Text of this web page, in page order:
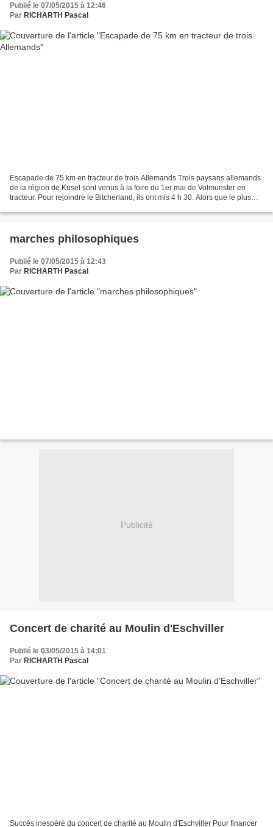
Publié le 07/05/2015 à 12:46
Par RICHARTH Pascal
Escapade de 75 km en tracteur de trois Allemands Trois paysans allemands
de la région de Kusel sont venus à la foire du 1er mai de Volmunster en
tracteur. Pour rejoindre le Bitcherland, ils ont mis 4 h 30. Alors que le plus
marches philosophiques
Publié le 07/05/2015 à 12:43
Par RICHARTH Pascal
Publicité
Concert de charité au Moulin d'Eschviller
Publié le 03/05/2015 à 14:01
Par RICHARTH Pascal
Succès inespéré du concert de charité au Moulin d'Eschviller Pour financer